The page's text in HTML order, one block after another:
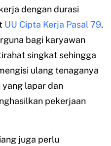
dengan durasi
UU Cipta Kerja Pasal 79.
bagi karyawan
singkat sehingga
ulang tenaganya
yang lapar dan
pekerjaan
juga perlu